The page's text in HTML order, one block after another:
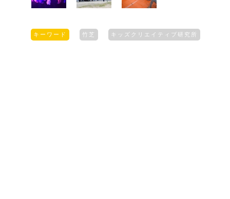
キーワード 竹芝 キッズクリエイティブ研究所